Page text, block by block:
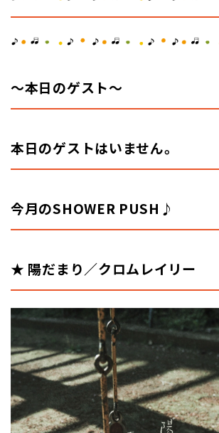
～本日のゲスト～
本日のゲストはいません。
今月のSHOWER PUSH♪
★ 陽だまり／クロムレイリー